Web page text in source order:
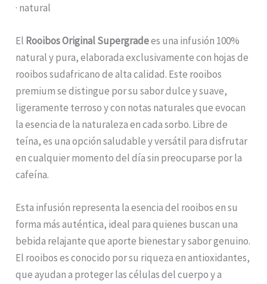
· natural
El Rooibos Original Supergradees una infusión 100%
natural y pura, elaborada exclusivamente con hojas de
rooibos sudafricano de alta calidad. Este rooibos
premium se distingue por su sabor dulce y suave,
ligeramente terroso y con notas naturales que evocan
la esencia de la naturaleza en cada sorbo. Libre de
teína, es una opción saludable y versátil para disfrutar
en cualquier momento del día sin preocuparse por la
cafeína.
Esta infusión representa la esencia del rooibos en su
forma más auténtica, ideal para quienes buscan una
bebida relajante que aporte bienestar y sabor genuino.
El rooibos es conocido por su riqueza en antioxidantes,
que ayudan a proteger las células del cuerpo y a